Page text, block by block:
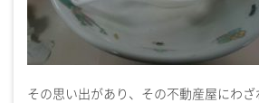
その思い出があり、その不動産屋にわ